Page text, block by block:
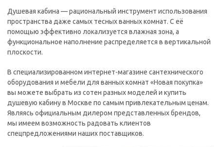
Душевая кабина — рациональный инструмент использования
пространства даже самых тесных ванных комнат. С её
помощью эффективно локализуется влажная зона, а
функциональное наполнение распределяется в вертикальной
плоскости.
В специализированном интернет-магазине сантехнического
оборудования и мебели для ванных комнат «Новая покупка»
вы можете выбрать из сотен разных моделей и купить
душевую кабину в Москве по самым привлекательным ценам.
Являясь официальным дилером представленных брендов,
мы имеем возможность радовать клиентов
спецпредложениями наших поставщиков.